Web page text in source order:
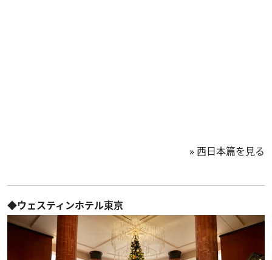
» 西日本篇を見る
◆ウェスティンホテル東京